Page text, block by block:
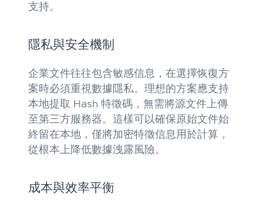
支持。
隱私與安全機制
企業文件往往包含敏感信息，在選擇恢復方
案時必須重視數據隱私。理想的方案應支持
本地提取 Hash 特徵碼，無需將源文件上傳
至第三方服務器。這樣可以確保原始文件始
終留在本地，僅將加密特徵信息用於計算，
從根本上降低數據洩露風險。
成本與效率平衡